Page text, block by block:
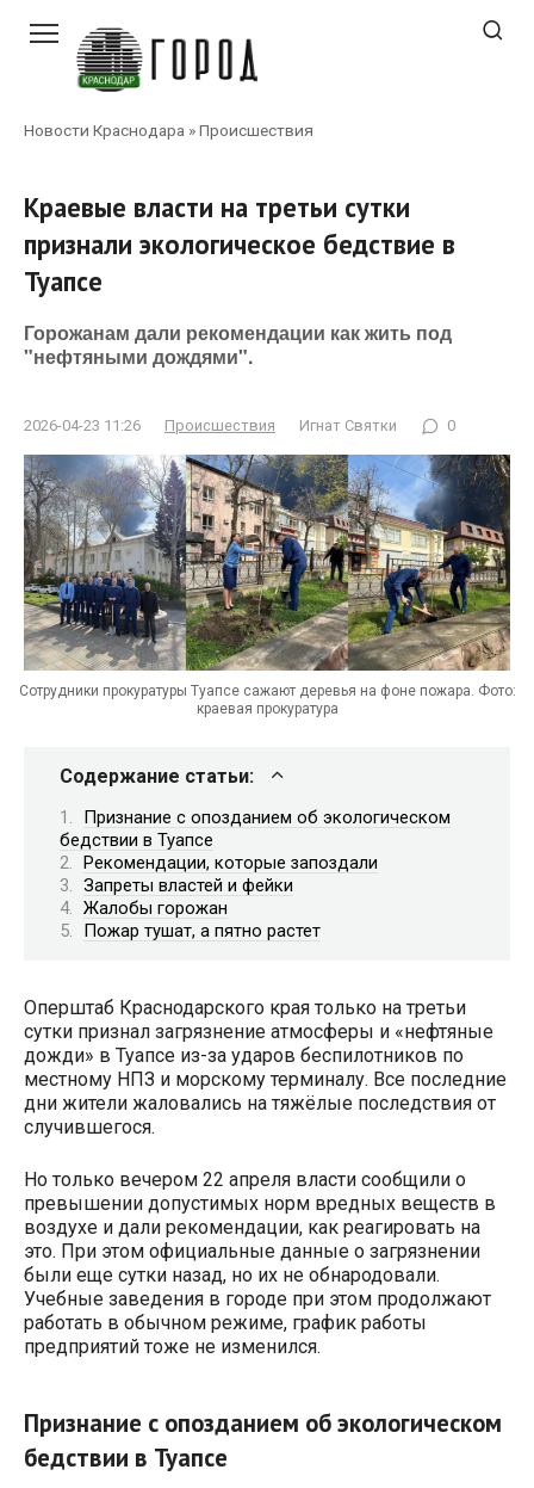
контенту
Новости Краснодара »Происшествия
Краевые власти на третьи сутки
признали экологическое бедствие в
Туапсе
Горожанам дали рекомендации как жить под
"нефтяными дождями".
2026-04-23 11:26 Происшествия Игнат Святки 0
Сотрудники прокуратуры Туапсе сажают деревья на фоне пожара. Фото:
краевая прокуратура
Содержание статьи:
Признание с опозданием об экологическом
бедствии в Туапсе
Рекомендации, которые запоздали
Запреты властей и фейки
Жалобы горожан
Пожар тушат, а пятно растет
Оперштаб Краснодарского края только на третьи
сутки признал загрязнение атмосферы и «нефтяные
дожди» в Туапсе из-за ударов беспилотников по
местному НПЗ и морскому терминалу. Все последние
дни жители жаловались на тяжёлые последствия от
случившегося.
Но только вечером 22 апреля власти сообщили о
превышении допустимых норм вредных веществ в
воздухе и дали рекомендации, как реагировать на
это. При этом официальные данные о загрязнении
были еще сутки назад, но их не обнародовали.
Учебные заведения в городе при этом продолжают
работать в обычном режиме, график работы
предприятий тоже не изменился.
Признание с опозданием об экологическом
бедствии в Туапсе